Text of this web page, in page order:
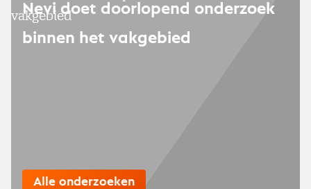
Nevi doet doorlopend onderzoek
binnen het vakgebied
Alle onderzoeken